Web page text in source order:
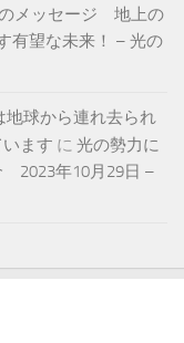
メッセージ 地上の
有望な未来！ – 光の
球から連れ去られ
ます に 光の勢力に
2023年10月29日 –